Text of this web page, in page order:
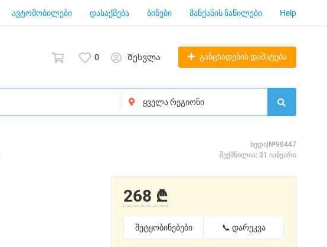
ავტომობილები დასაქმება ბინები მანქანის ნაწილები Help
0 Შესვლა განცხადების დამატება
ხედი|№98447
შექმნილია: 31 იანვარი
268 ₾
შეტყობინებები 📞 დარეკვა